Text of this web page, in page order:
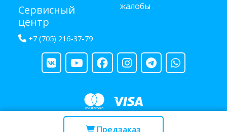
Предзаказ
Сервисный
центр
+7 (705) 216-37-79
жалобы
Copyright © 2013 - 2026 RUBA - разработано